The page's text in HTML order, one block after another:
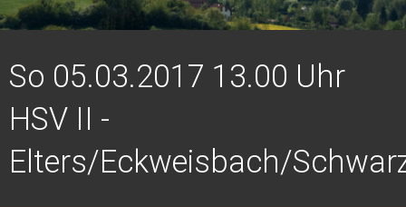
So 05.03.2017 13.00 Uhr
HSV II -
Elters/Eckweisbach/